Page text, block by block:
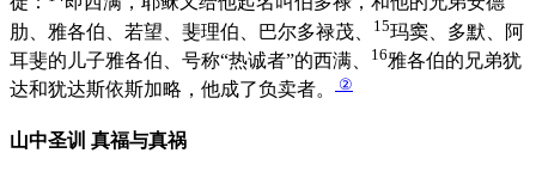
肋、雅各伯、若望、斐理伯、巴尔多禄茂、
15玛窦、多默、阿
耳斐的儿子雅各伯、号称“热诚者”的西满、
16雅各伯的兄弟犹
达和犹达斯依斯加略，他成了负卖者。
②
山中圣训 真福与真祸